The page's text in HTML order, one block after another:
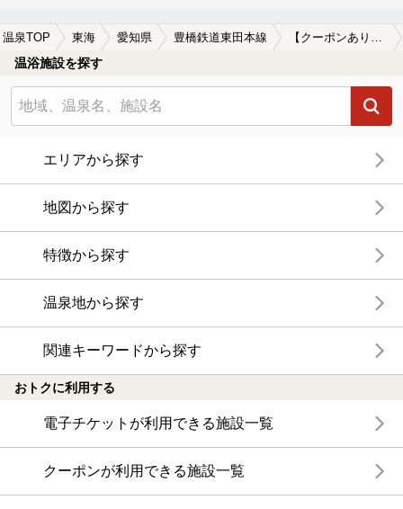
温泉TOP 東海 愛知県 豊橋鉄道東田本線
温浴施設を探す
エリアから探す
地図から探す
特徴から探す
温泉地から探す
関連キーワードから探す
おトクに利用する
電子チケットが利用できる施設一覧
クーポンが利用できる施設一覧